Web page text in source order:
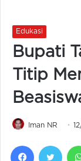
Edukasi
Bupati
Titip
Iman NR
Facebook